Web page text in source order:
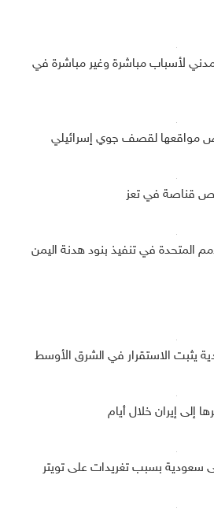
191 ألف مدني لأسباب مباشرة وغير مباشرة في
مواقعها لقصف جوي إسرائيلي
قناصة في تعز
المتحدة في تنفيذ بنود هدنة اليمن
يثبت الاستقرار في الشرق الأوسط
إلى إيران خلال أيام